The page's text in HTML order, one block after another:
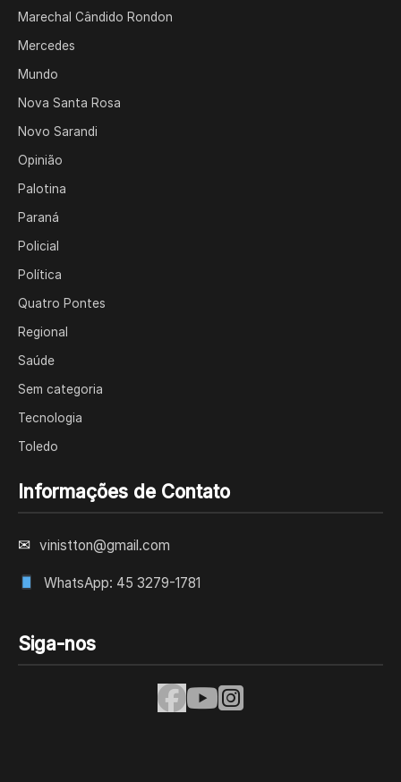
Marechal Cândido Rondon
Mercedes
Mundo
Nova Santa Rosa
Novo Sarandi
Opinião
Palotina
Paraná
Policial
Política
Quatro Pontes
Regional
Saúde
Sem categoria
Tecnologia
Toledo
Informações de Contato
✉ vinistton@gmail.com
WhatsApp: 45 3279-1781
Siga-nos